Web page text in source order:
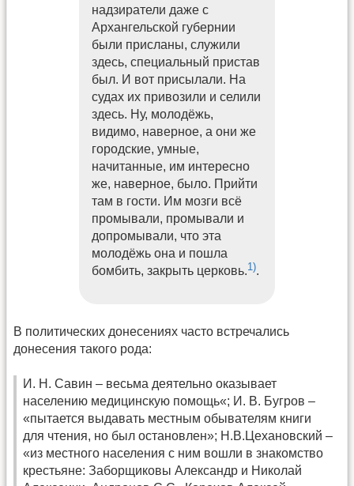
надзиратели даже с
Архангельской губернии
были присланы, служили
здесь, специальный пристав
был. И вот присылали. На
судах их привозили и селили
здесь. Ну, молодёжь,
видимо, наверное, а они же
городские, умные,
начитанные, им интересно
же, наверное, было. Прийти
там в гости. Им мозги всё
промывали, промывали и
допромывали, что эта
молодёжь она и пошла
бомбить, закрыть церковь.1).
В политических донесениях часто встречались
донесения такого рода:
И. Н. Савин – весьма деятельно оказывает
населению медицинскую помощь«; И. В. Бугров –
«пытается выдавать местным обывателям книги
для чтения, но был остановлен»; Н.В.Цехановский –
«из местного населения с ним вошли в знакомство
крестьяне: Заборщиковы Александр и Николай